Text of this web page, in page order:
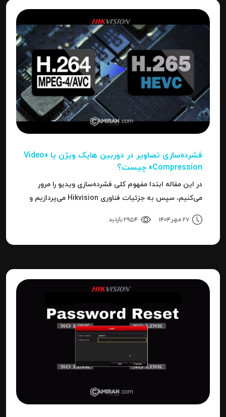
فشرده‌سازی تصاویر در دوربین‌ هایک ویژن یا «Video
Compression» چیست؟
در این مقاله ابتدا مفهوم کلی فشرده‌سازی ویدیو را مرور
می‌کنیم، سپس به جزئیات فناوری Hikvision می‌پردازیم و
نتیجه می‌رسیم.
27 مهر 1404 2954 بازدید